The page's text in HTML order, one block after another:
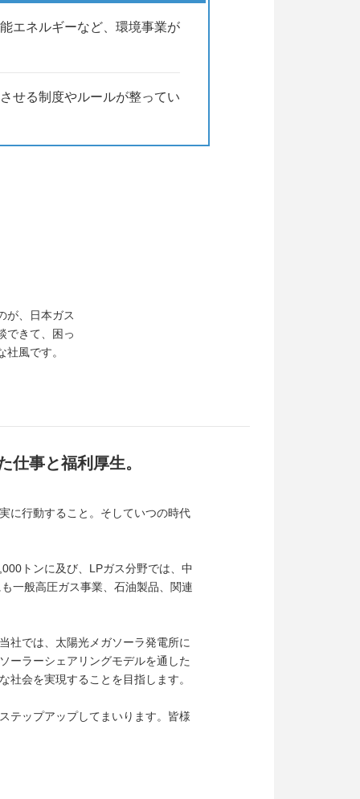
エネルギーなど、環境事業が
せる制度やルールが整ってい
が、日本ガス
できて、困っ
風です。
事と福利厚生。
に行動すること。そしていつの時代
トンに及び、LPガス分野では、中
一般高圧ガス事業、石油製品、関連
社では、太陽光メガソーラ発電所に
ーラーシェアリングモデルを通した
会を実現することを目指します。
テップアップしてまいります。皆様